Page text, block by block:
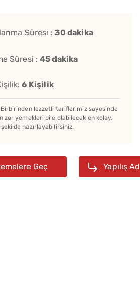
Süresi : 30 dakika
Süresi : 45 dakika
6 Kişilik
Birbirinden lezzetli tariflerimiz sayesinde
zor yemekleri bile olabilecek en kolay,
şekilde hazırlayabilirsiniz.
Geç Yapılış